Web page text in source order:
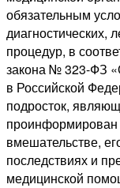
обязательным
диагностических,
процедур, в
закона № 323-ФЗ
в Российской
подросток,
вмешательстве,
последствиях и
медицинской